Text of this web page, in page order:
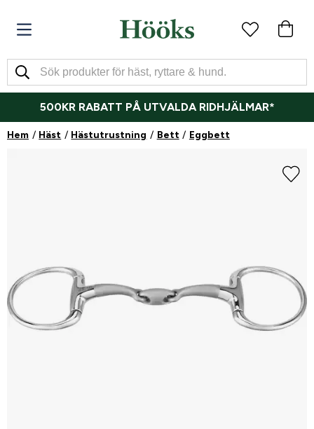
500KR RABATT PÅ UTVALDA RIDHJÄLMAR*
Hem Häst Hästutrustning Bett Eggbett